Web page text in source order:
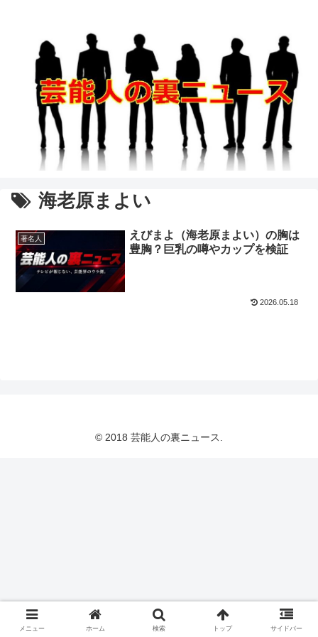
海老原まよい
著名人
えびまよ（海老原まよい）の胸は
豊胸？巨乳の噂やカップを検証
2026.05.18
© 2018 芸能人の裏ニュース.
メニュー ホーム 検索 トップ サイドバー